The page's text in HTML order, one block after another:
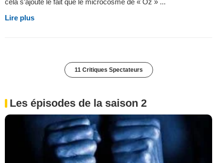
Lire plus
11 Critiques Spectateurs
Les épisodes de la saison 2